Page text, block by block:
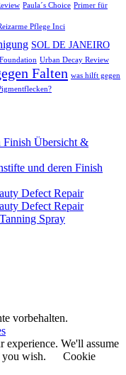
Paula´s Choice Primer für
Pflege Inci
SOL DE JANEIRO
Urban Decay Review
Falten was hilft gegen
Übersicht &
und deren Finish
Defect Repair
Defect Repair
Spray
vorbehalten.
experience. We'll assume
wish.
Cookie